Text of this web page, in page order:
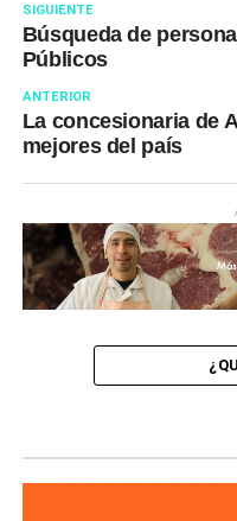
SIGUIENTE
Búsqueda de
Públicos
ANTERIOR
La concesionaria de
mejores del país